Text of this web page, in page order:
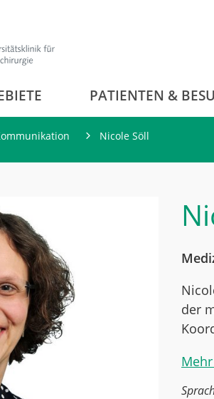
PATIENTEN &
Nicole Söll
der